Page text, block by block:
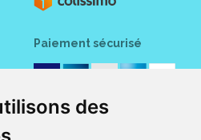
des
Paiement sécurisé